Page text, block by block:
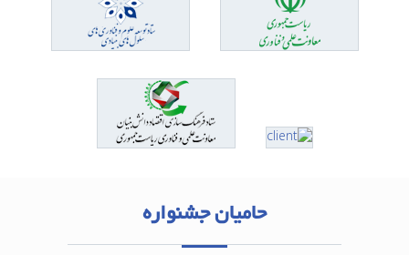
حامیان جشنواره